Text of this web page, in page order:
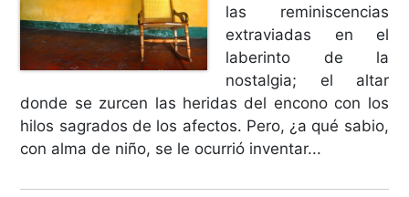
las reminiscencias
extraviadas en el
laberinto de la
nostalgia; el altar
donde se zurcen las heridas del encono con los
hilos sagrados de los afectos. Pero, ¿a qué sabio,
con alma de niño, se le ocurrió inventar...